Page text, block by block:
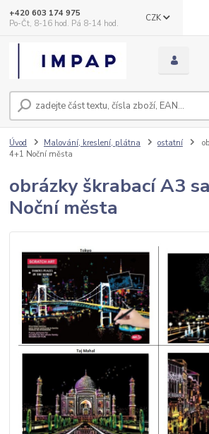
CZK
+420 603 174 975
Po-Čt, 8-16 hod. Pá 8-14 hod.
Úvod Malování, kreslení, plátna ostatní
4+1 Noční města
obrázky škrabací A3
Noční města